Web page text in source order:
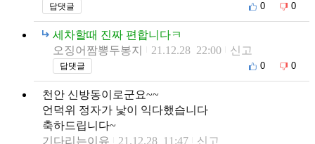
답댓글 0 0
세차할때 진짜 편합니다ㅋ
오징어짬뽕두봉지
21.12.28 22:00 신고
답댓글 0 0
천안 신방동이로군요~~
언덕위 정자가 낯이 익다했습니다
축하드립니다~
기다리는이유
21.12.28 11:47 신고